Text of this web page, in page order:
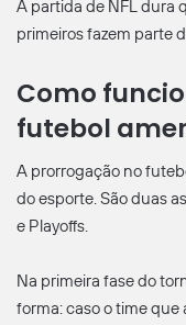
A partida de NFL dura
primeiros fazem parte
Como
futebol
A prorrogação no
do esporte. São duas
e Playoffs.
Na primeira fase do
forma: caso o time que